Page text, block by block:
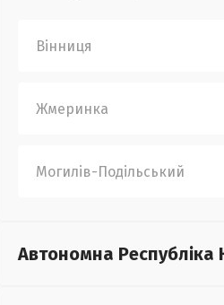
Вінниця
Жмеринка
Могилів-Подільський
Автономна Республіка